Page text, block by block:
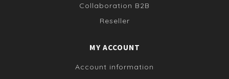
Collaboration B2B
Reseller
MY ACCOUNT
Account information